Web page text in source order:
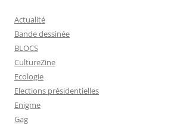
Actualité
Bande dessinée
BLOCS
CultureZine
Ecologie
Elections présidentielles
Enigme
Gag